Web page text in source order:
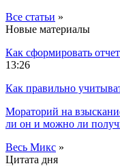
Все статьи »
Новые материалы
Как сформировать
13:26
Как правильно
Мораторий на
ли он и можно ли
Весь Микс »
Цитата дня